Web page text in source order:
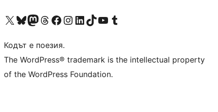
Visit our X (formerly Twitter) account
Visit our Bluesky account
Visit our Mastodon account
Visit our Threads account
Посетете нашата страница във Facebook
Посетете нашия профил в Instagram
Посетете нашия профил в LinkedIn
Visit our TikTok account
Visit our YouTube channel
Visit our Tumblr account
Кодът е поезия.
The WordPress® trademark is the intellectual property
of the WordPress Foundation.